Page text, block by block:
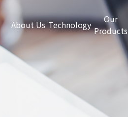
About Us Technology
Our
Products